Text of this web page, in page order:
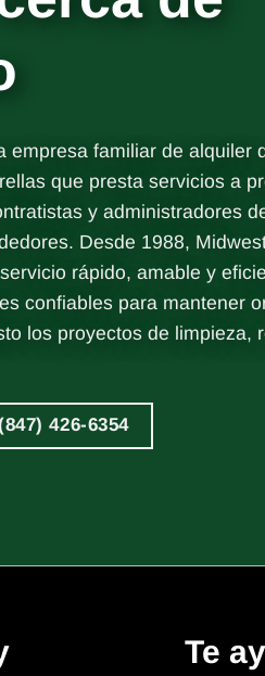
empresa familiar de alquiler
que presta servicios a
y administradores
Desde 1988,
rápido, amable y
confiables para mantener
los proyectos de limpieza,
426-6354
Te